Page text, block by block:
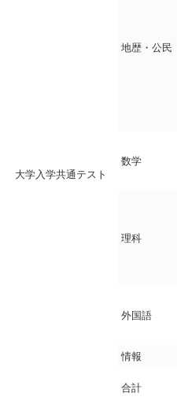
大学入学共通テスト
地歴・公民
数学
理科
外国語
情報
合計